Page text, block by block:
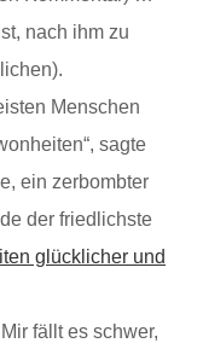
nach ihm zu
Menschen
sagte
ein zerbombter
der friedlichste
glücklicher und
fällt es schwer,